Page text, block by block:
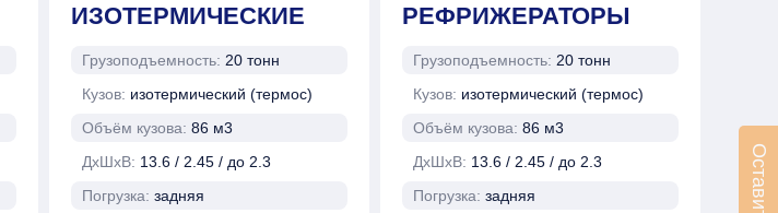
ИЗОТЕРМИЧЕСКИЕ
Грузоподъемность: 20 тонн
Кузов: изотермический (термос)
Объём кузова: 86 м3
ДхШхВ: 13.6 / 2.45 / до 2.3
Погрузка: задняя
РЕФРИЖЕРАТОРЫ
Грузоподъемность: 20 тонн
Кузов: изотермический (термос)
Объём кузова: 86 м3
ДхШхВ: 13.6 / 2.45 / до 2.3
Погрузка: задняя